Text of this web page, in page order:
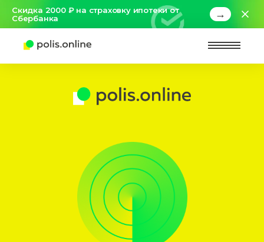
Скидка 2000 ₽ на страховку ипотеки от
Сбербанка
→